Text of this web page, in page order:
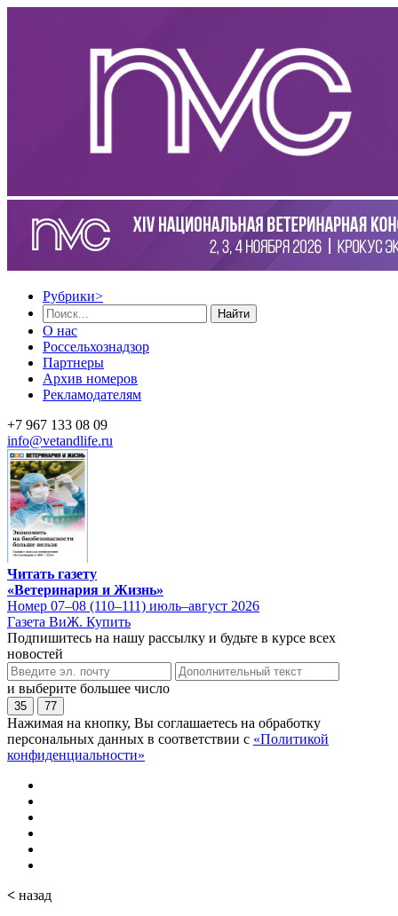
Рубрики>
Найти
О нас
Россельхознадзор
Партнеры
Архив номеров
Рекламодателям
+7 967 133 08 09
info@vetandlife.ru
Читать газету
«Ветеринария и Жизнь»
Номер 07–08 (110–111) июль–август 2026
Газета ВиЖ. Купить
Подпишитесь на нашу рассылку и будьте в курсе всех
новостей
и выберите большее число
35 77
Нажимая на кнопку, Вы соглашаетесь на обработку
персональных данных в соответствии с «Политикой
конфиденциальности»
< назад